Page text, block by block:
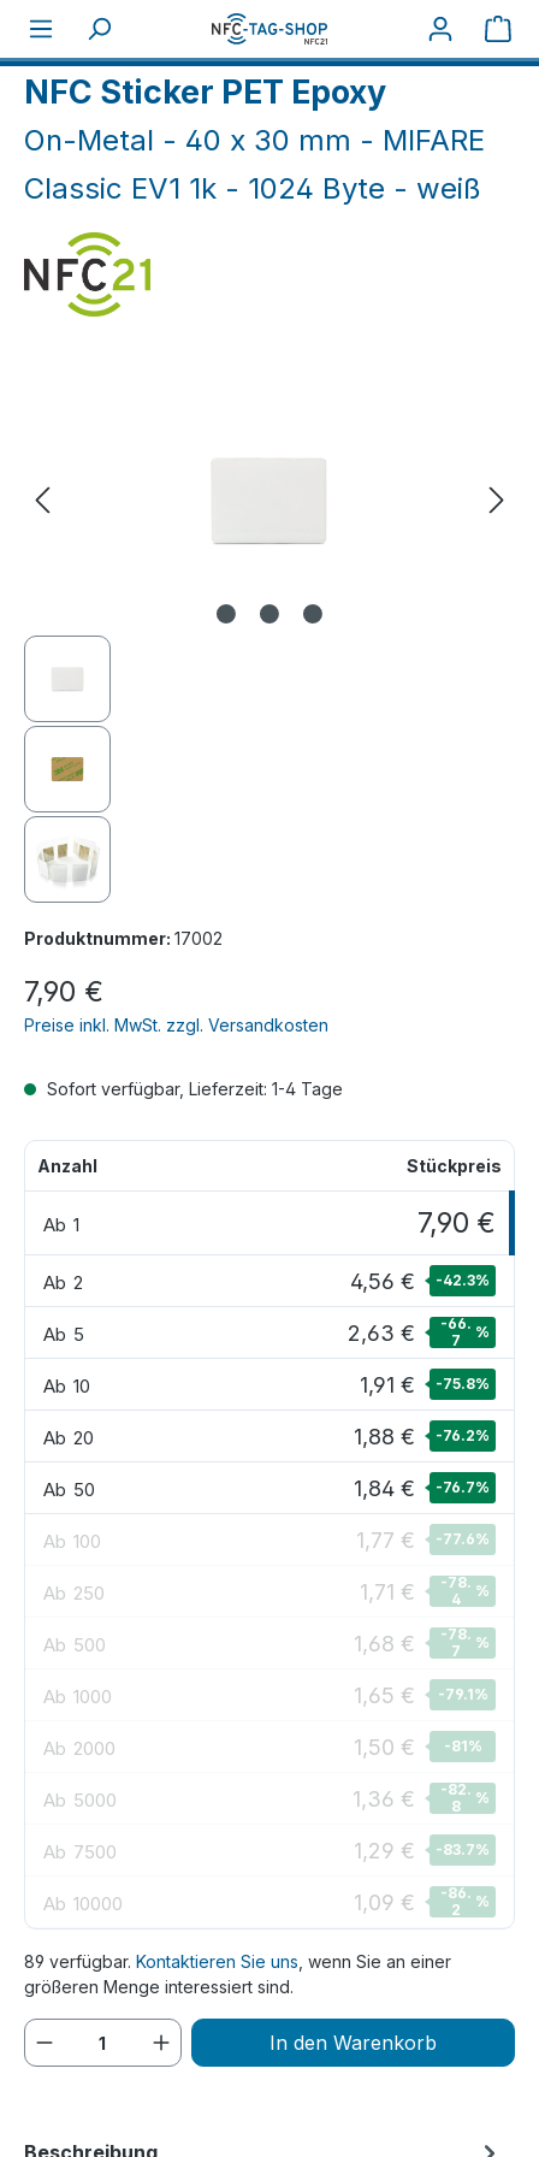
Zum Hauptinhalt springen
NFC Sticker On-Metal
NFC Sticker PET Epoxy
On-Metal - 40 x 30 mm - MIFARE
Classic EV1 1k - 1024 Byte - weiß
Produktnummer: 17002
7,90 €
Preise inkl. MwSt. zzgl. Versandkosten
Sofort verfügbar, Lieferzeit: 1-4 Tage
Anzahl Stückpreis
Ab 1 7,90 €
Ab 2 4,56 € -42.3%
Ab 5 2,63 €
-66.
7
%
Ab 10 1,91 € -75.8%
Ab 20 1,88 € -76.2%
Ab 50 1,84 € -76.7%
Ab 100 1,77 € -77.6%
Ab 250 1,71 €
-78.
4
%
Ab 500 1,68 €
-78.
7
%
Ab 1000 1,65 € -79.1%
Ab 2000 1,50 € -81%
Ab 5000 1,36 €
-82.
8
%
Ab 7500 1,29 € -83.7%
Ab 10000 1,09 €
-86.
2
%
89 verfügbar. Kontaktieren Sie uns , wenn Sie an einer
größeren Menge interessiert sind.
Produkt Anzahl: Gib den gewünschten
In den Warenkorb
Beschreibung